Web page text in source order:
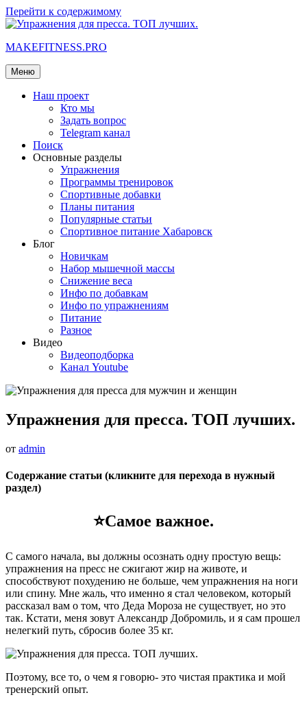
Перейти к содержимому
MAKEFITNESS.PRO
Меню
Наш проект
Кто мы
Задать вопрос
Telegram канал
Поиск
Основные разделы
Упражнения
Программы тренировок
Спортивные добавки
Планы питания
Популярные статьи
Спортивное питание Хабаровск
Блог
Новичкам
Набор мышечной массы
Снижение веса
Инфо по добавкам
Инфо по упражнениям
Питание
Разное
Видео
Видеоподборка
Канал Youtube
Упражнения для пресса. ТОП лучших.
от admin
Содержание статьи (кликните для перехода в нужный
раздел)
⭐Самое важное.
С самого начала, вы должны осознать одну простую вещь:
упражнения на пресс не сжигают жир на животе, и
способствуют похудению не больше, чем упражнения на ноги
или спину. Мне жаль, что именно я стал человеком, который
рассказал вам о том, что Деда Мороза не существует, но это
так. Кстати, меня зовут Александр Добромиль, и я сам прошел
нелегкий путь, сбросив более 35 кг.
Поэтому, все то, о чем я говорю- это чистая практика и мой
тренерский опыт.